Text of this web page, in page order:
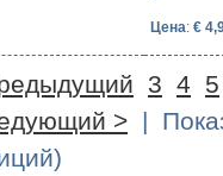
Цена: €
3 4
5
> |